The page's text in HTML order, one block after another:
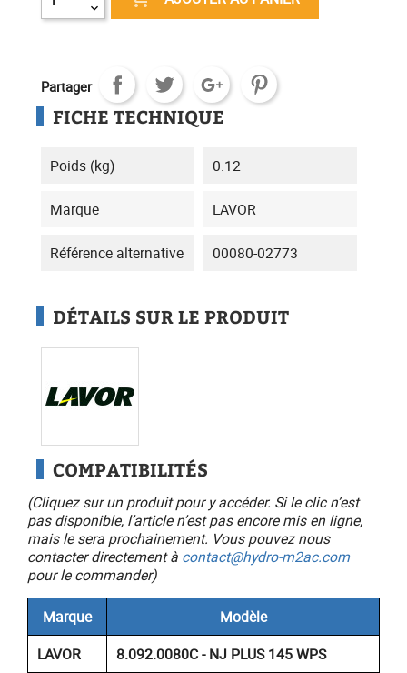
Partager
FICHE TECHNIQUE
Poids (kg) 0.12
Marque LAVOR
Référence alternative 00080-02773
DÉTAILS SUR LE PRODUIT
COMPATIBILITÉS
(Cliquez sur un produit pour y accéder. Si le clic n’est
pas disponible, l’article n’est pas encore mis en ligne,
mais le sera prochainement. Vous pouvez nous
contacter directement à contact@hydro-m2ac.com
pour le commander)
Marque
Modèle
LAVOR
8.092.0080C - NJ PLUS 145 WPS